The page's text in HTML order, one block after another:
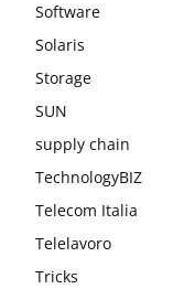
Software
Solaris
Storage
SUN
supply chain
TechnologyBIZ
Telecom Italia
Telelavoro
Tricks